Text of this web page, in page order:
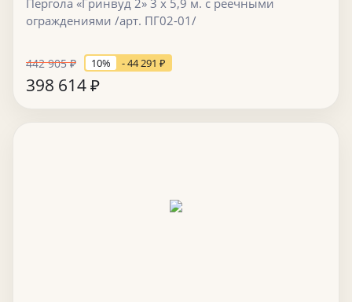
Пергола «Гринвуд 2» 3 х 5,9 м. с реечными
ограждениями /арт. ПГ02-01/
442 905₽ 10% - 44 291 ₽
398 614₽